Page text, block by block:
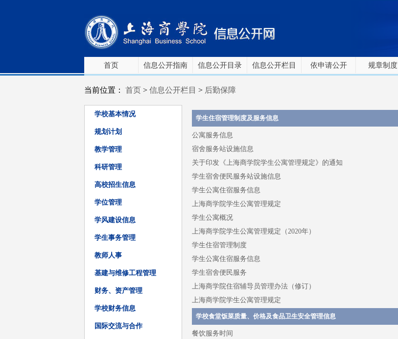
首页 信息公开指南 信息公开目录 信息公开栏目 依申请公开 规章制度
当前位置： 首页 > 信息公开栏目 > 后勤保障
学校基本情况
规划计划
教学管理
科研管理
高校招生信息
学位管理
学风建设信息
学生事务管理
教师人事
基建与维修工程管理
财务、资产管理
学校财务信息
国际交流与合作
学生住宿管理制度及服务信息
公寓服务信息
宿舍服务站设施信息
关于印发《上海商学院学生公寓管理规定》的通知
学生宿舍便民服务站设施信息
学生公寓住宿服务信息
上海商学院学生公寓管理规定
学生公寓概况
上海商学院学生公寓管理规定（2020年）
学生住宿管理制度
学生公寓住宿服务信息
学生宿舍便民服务
上海商学院住宿辅导员管理办法（修订）
上海商学院学生公寓管理规定
学校食堂饭菜质量、价格及食品卫生安全管理信息
餐饮服务时间